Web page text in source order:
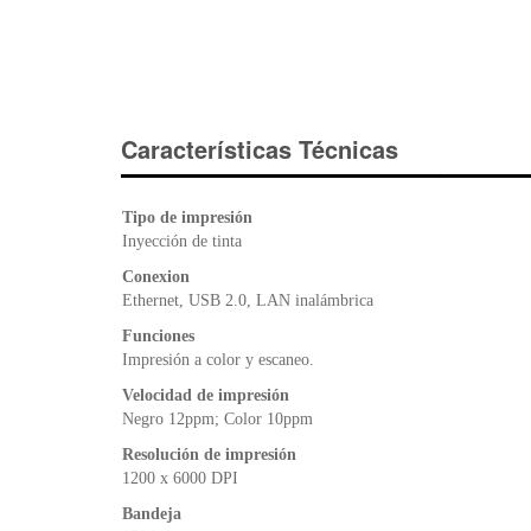
Características Técnicas
Tipo de impresión
Inyección de tinta
Conexion
Ethernet, USB 2.0, LAN inalámbrica
Funciones
Impresión a color y escaneo.
Velocidad de impresión
Negro 12ppm; Color 10ppm
Resolución de impresión
1200 x 6000 DPI
Bandeja